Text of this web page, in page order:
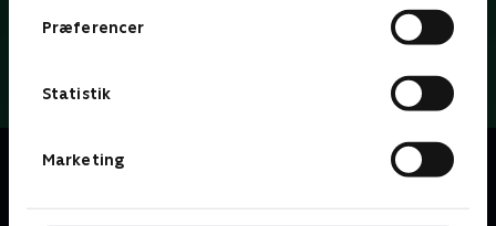
Præferencer
Statistik
Marketing
Om Dybvaaaaad